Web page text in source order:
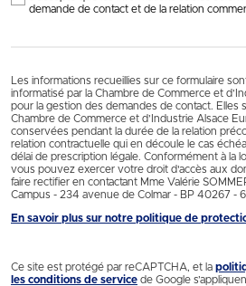
demande de contact et de la relation
Les informations recueillies sur ce formulaire
informatisé par la Chambre de Commerce et
pour la gestion des demandes de contact. Elles
Chambre de Commerce et d’Industrie Alsace
conservées pendant la durée de la relation
relation contractuelle qui en découle le cas
délai de prescription légale. Conformément à la
vous pouvez exercer votre droit d'accès aux
faire rectifier en contactant Mme Valérie
Campus - 234 avenue de Colmar - BP 40267 -
En savoir plus sur notre politique de
Ce site est protégé par reCAPTCHA, et la
les conditions de service de Google